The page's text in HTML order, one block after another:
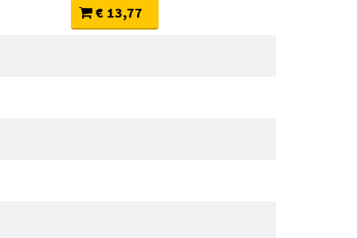
€ 13,77